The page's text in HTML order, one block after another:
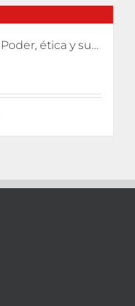
La invención del sí mismo. Poder, ética y subjetivación